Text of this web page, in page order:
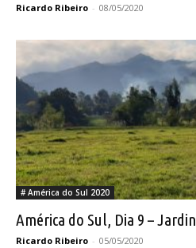
Ricardo Ribeiro - 08/05/2020
# América do Sul 2020
América do Sul, Dia 9 – Jardin
Ricardo Ribeiro - 05/05/2020